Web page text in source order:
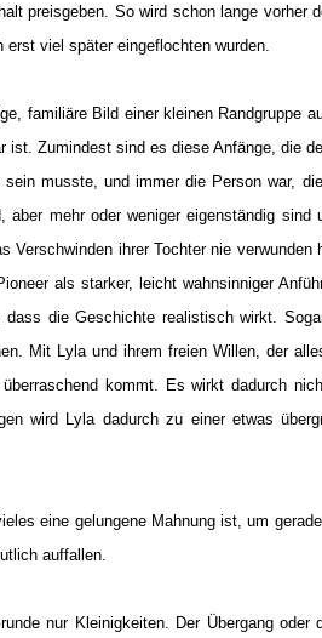
preisgeben. So wird schon lange vorher
viel später eingeflochten wurden.
familiäre Bild einer kleinen Randgruppe
Zumindest sind es diese Anfänge, die
musste, und immer die Person war,
mehr oder weniger eigenständig sind
ihrer Tochter nie
als starker, leicht wahnsinniger
dass die Geschichte realistisch wirkt.
Mit Lyla und ihrem freien Willen, der
kommt. Es wirkt dadurch
wird Lyla dadurch zu einer etwas
eine gelungene Mahnung ist, um
auffallen.
nur Kleinigkeiten. Der Übergang